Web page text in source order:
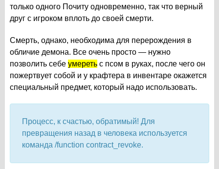
только одного Почиту одновременно, так что верный
друг с игроком вплоть до своей смерти.
Смерть, однако, необходима для перерождения в
обличие демона. Все очень просто — нужно
позволить себе умереть с псом в руках, после чего он
пожертвует собой и у крафтера в инвентаре окажется
специальный предмет, который надо использовать.
Процесс, к счастью, обратимый! Для
превращения назад в человека используется
команда /function contract_revoke.